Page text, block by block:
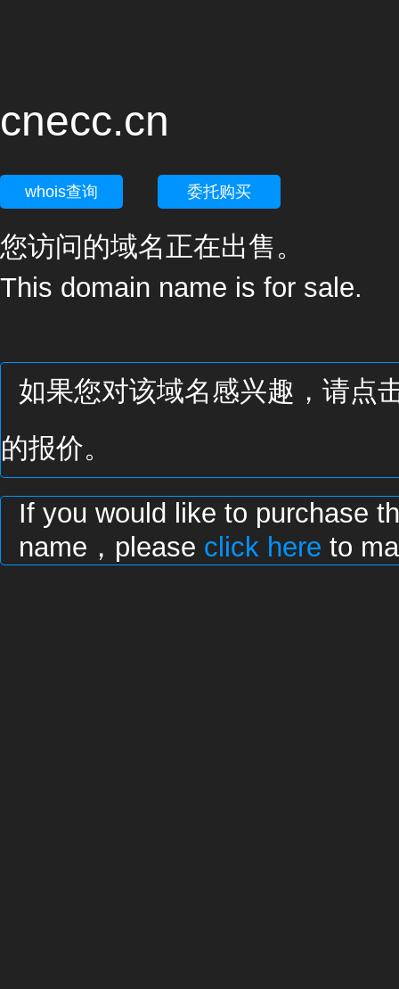
cnecc.cn
whois查询 委托购买
您访问的域名正在出售。
This domain name is for sale.
如果您对该域名感兴趣，请点
的报价。
If you would like to purchase
name，please click here to